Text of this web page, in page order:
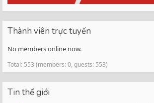
Thành viên trực tuyến
No members online now.
Total: 553 (members: 0, guests: 553)
Tin thế giới